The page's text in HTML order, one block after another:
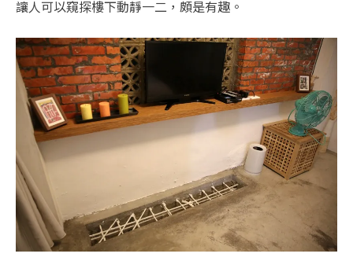
讓人可以窺探樓下動靜一二，頗是有趣。